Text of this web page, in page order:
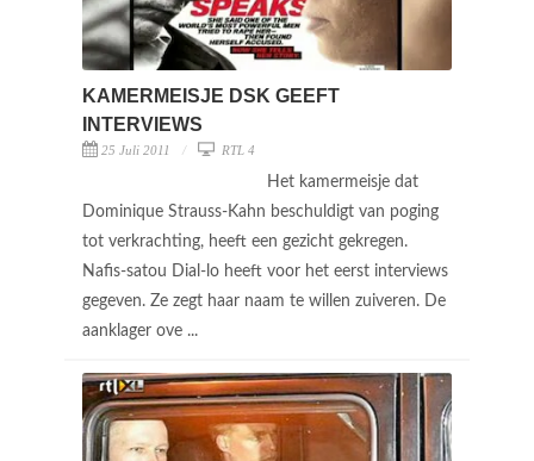
KAMERMEISJE DSK GEEFT
INTERVIEWS
25 Juli 2011 RTL 4
Het kamermeisje dat
Dominique Strauss-Kahn beschuldigt van poging
tot verkrachting, heeft een gezicht gekregen.
Nafis-satou Dial-lo heeft voor het eerst interviews
gegeven. Ze zegt haar naam te willen zuiveren. De
aanklager ove ...